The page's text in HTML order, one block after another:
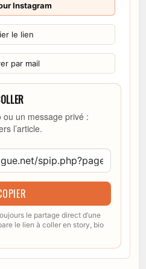
Instagram
le lien
par mail
ou un message privé :
l’article.
le partage direct d’une
le lien à coller en story, bio